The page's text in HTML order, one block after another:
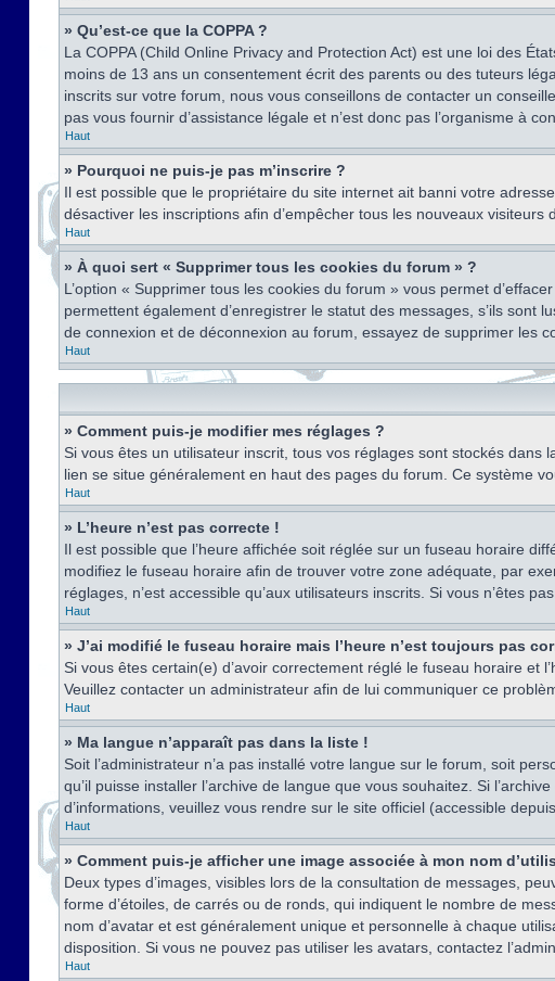
» Qu’est-ce que la COPPA ?
La COPPA (Child Online Privacy and Protection Act) est une loi des
moins de 13 ans un consentement écrit des parents ou des tuteurs
inscrits sur votre forum, nous vous conseillons de contacter un
pas vous fournir d’assistance légale et n’est donc pas l’organisme à
Haut
» Pourquoi ne puis-je pas m’inscrire ?
Il est possible que le propriétaire du site internet ait banni votre
désactiver les inscriptions afin d’empêcher tous les nouveaux
Haut
» À quoi sert « Supprimer tous les cookies du forum » ?
L’option « Supprimer tous les cookies du forum » vous permet
permettent également d’enregistrer le statut des messages, s’ils
de connexion et de déconnexion au forum, essayez de supprimer les
Haut
» Comment puis-je modifier mes réglages ?
Si vous êtes un utilisateur inscrit, tous vos réglages sont stockés
lien se situe généralement en haut des pages du forum. Ce système
Haut
» L’heure n’est pas correcte !
Il est possible que l’heure affichée soit réglée sur un fuseau horaire
modifiez le fuseau horaire afin de trouver votre zone adéquate, par
réglages, n’est accessible qu’aux utilisateurs inscrits. Si vous n’êtes
Haut
» J’ai modifié le fuseau horaire mais l’heure n’est toujours pas
Si vous êtes certain(e) d’avoir correctement réglé le fuseau horaire et
Veuillez contacter un administrateur afin de lui communiquer ce
Haut
» Ma langue n’apparaît pas dans la liste !
Soit l’administrateur n’a pas installé votre langue sur le forum, soit
qu’il puisse installer l’archive de langue que vous souhaitez. Si
d’informations, veuillez vous rendre sur le site officiel (accessible
Haut
» Comment puis-je afficher une image associée à mon nom
Deux types d’images, visibles lors de la consultation de messages,
forme d’étoiles, de carrés ou de ronds, qui indiquent le nombre de
nom d’avatar et est généralement unique et personnelle à chaque
disposition. Si vous ne pouvez pas utiliser les avatars, contactez
Haut